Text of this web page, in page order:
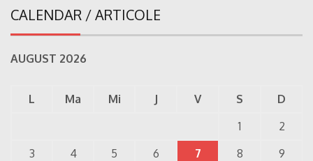
CALENDAR / ARTICOLE
AUGUST 2026
L Ma Mi J V S
D
1
2
3
4 5 6 7 8
9